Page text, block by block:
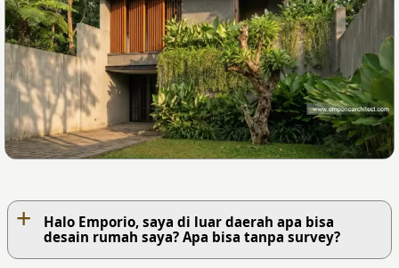
+
Halo Emporio, saya di luar daerah apa bisa
desain rumah saya? Apa bisa tanpa survey?